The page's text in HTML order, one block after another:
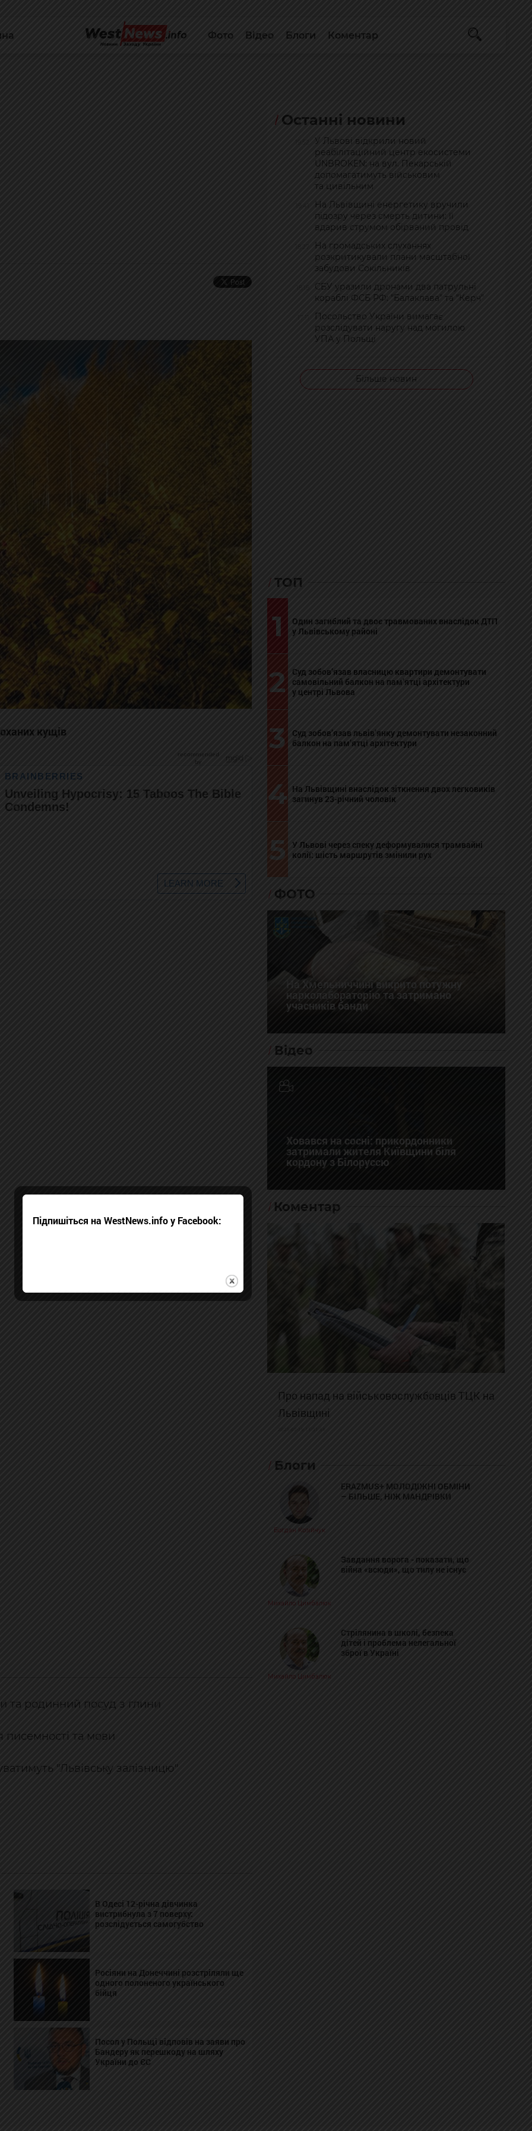
Фото Відео Блоги Коментар
кущів
та родинний посуд з глини
писемності та мови
"Львівську залізницю"
В Одесі 12-річна дівчинка
вистрибнула з 7 поверху:
розслідується самогубство
Росіяни на Донеччині розстріляли ще
одного полоненого українського
бійця
Посол у Польщі відповів на заяви про
Бандеру як перешкоду на шляху
України до ЄС
Останні новини
У Львові відкрили новий
реабілітаційний центр екосистеми
UNBROKEN: на вул. Пекарській
допомагатимуть військовим
та цивільним
На Львівщині енергетику вручили
підозру через смерть дитини: її
вдарив струмом обірваний провід
На громадських слуханнях
розкритикували плани масштабної
забудови Сокільників
СБУ уразили дронами два патрульні
кораблі ФСБ РФ: "Балаклава" та "Керч"
Посольство України вимагає
розслідувати наругу над могилою
УПА у Польщі
Більше новин
ТОП
1
Один загиблий та двоє травмованих внаслідок ДТП
у Львівському районі
2
Суд зобов’язав власницю квартири демонтувати
самовільний балкон на пам’ятці архітектури
у центрі Львова
3
Суд зобов’язав львів’янку демонтувати незаконний
балкон на пам’ятці архітектури
4 На Львівщині внаслідок зіткнення двох легковиків
загинув 23-річний чоловік
5
У Львові через спеку деформувалися трамвайні
колії: шість маршрутів змінили рух
ФОТО
На Хмельниччині викрито потужну
нарколабораторію та затримано
учасників банди
Відео
Ховався на сосні: прикордонники
затримали жителя Київщини біля
кордону з Білоруссю
Коментар
Про напад на військовослужбовців ТЦК на
Львівщині
Блоги
Богдан Козійчук
ERAZMUS+ МОЛОДІЖНІ ОБМІНИ
– БІЛЬШЕ, НІЖ МАНДРІВКИ
Михайло Цимбалюк
Завдання ворога - показати, що
війна «всюди», що тилу не існує
Михайло Цимбалюк
Стрілянина в школі, безпека
дітей і проблема нелегальної
зброї в Україні
Підпишіться на WestNews.info у Facebook: